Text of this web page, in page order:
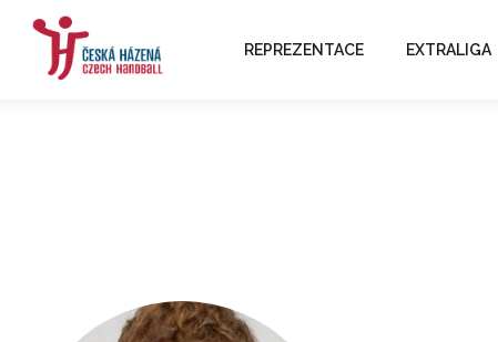
REPREZENTACE EXTRALIGA